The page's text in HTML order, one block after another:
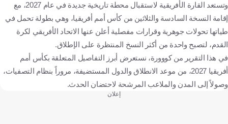
وتستعد القارة الأفريقية لاستقبال محطة تاريخية جديدة في عام 2027، مع
إقامة النسخة السادسة والثلاثين من كأس أمم أفريقيا، وهي بطولة تحمل في
طياتها تحولات جوهرية وقرارات مفصلية أعلن عنها الاتحاد الأفريقي لكرة
القدم، لتصبح واحدة من أكثر النسخ المنتظرة على الإطلاق.
في هذا التقرير من كووورة، نستعرض أبرز التفاصيل المتعلقة بكأس أمم
أفريقيا 2027، من موعد الانطلاق والدول المستضيفة، مروراً بنظام التصفيات،
وصولاً إلى المدن والملاعب المرشحة لاحتضان الحدث.
إعلان